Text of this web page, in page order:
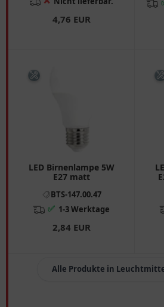
4,76 EUR
LED Birnenlampe 5W
E27 matt
BTS-147.00.47
✅ 1-3 Werktage
2,84 EUR
Alle Produkte in